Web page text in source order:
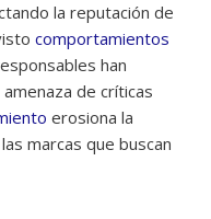
la reputación de
comportamientos
han
de críticas
erosiona la
marcas que buscan